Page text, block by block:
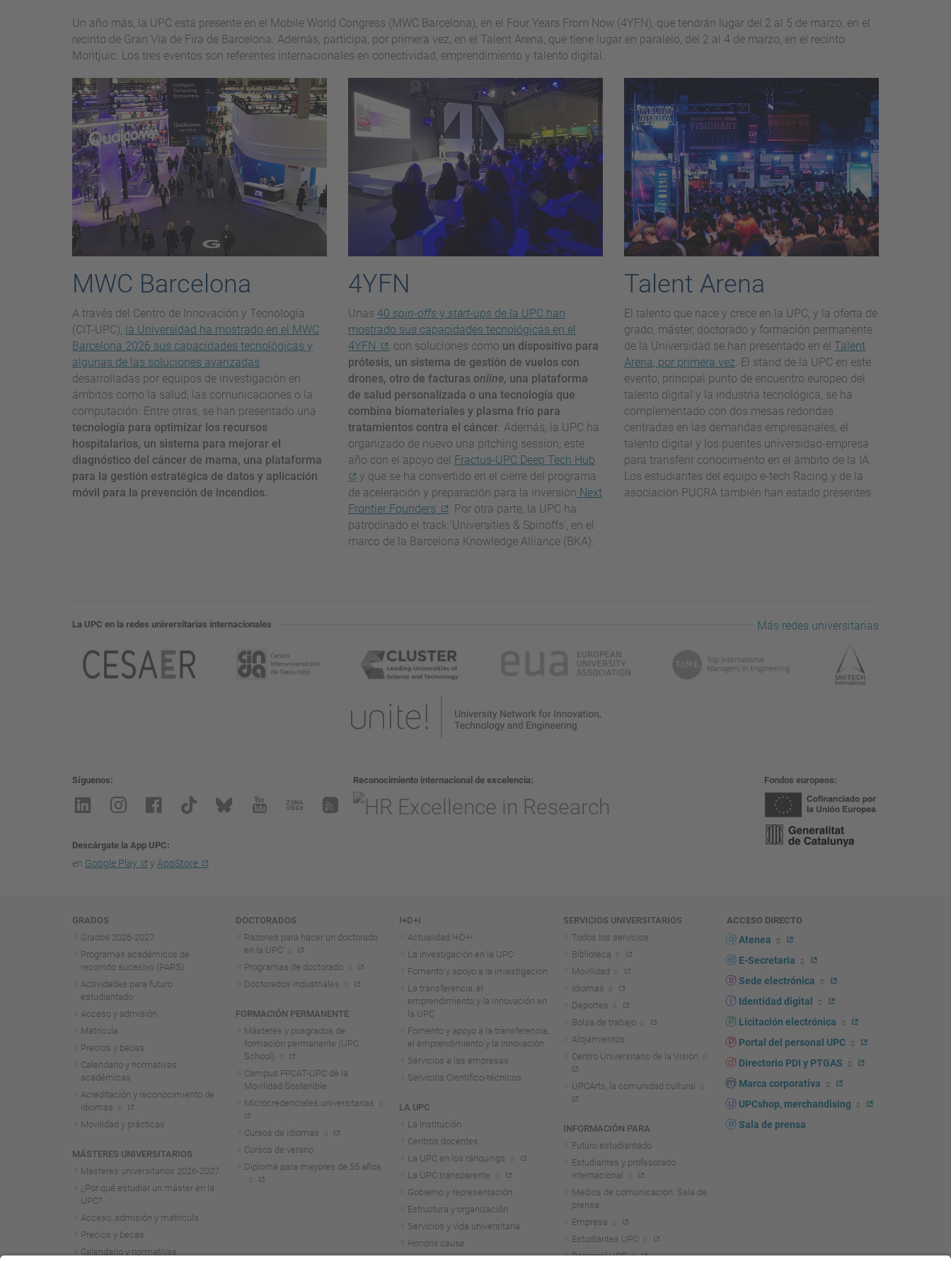
Un año más, la UPC está presente en el Mobile World Congress (MWC Barcelona), en el Four Years From Now (4YFN), que tendrán lugar del 2 al 5 de marzo, en el
recinto de Gran Vía de Fira de Barcelona. Además, participa, por primera vez, en el Talent Arena, que tiene lugar en paralelo, del 2 al 4 de marzo, en el recinto
Montjuïc. Los tres eventos son referentes internacionales en conectividad, emprendimiento y talento digital.
MWC Barcelona
A través del Centro de Innovación y Tecnología
(CIT-UPC), la Universidad ha mostrado en el MWC
Barcelona 2026 sus capacidades tecnológicas y
algunas de las soluciones avanzadas
desarrolladas por equipos de investigación en
ámbitos como la salud, las comunicaciones o la
computación. Entre otras, se han presentado una
tecnología para optimizar los recursos
hospitalarios, un sistema para mejorar el
diagnóstico del cáncer de mama, una plataforma
para la gestión estratégica de datos y aplicación
móvil para la prevención de incendios.
4YFN
Unas 40 spin-offs y start-ups de la UPC han
mostrado sus capacidades tecnológicas en el
4YFN
, con soluciones como un dispositivo para
prótesis, un sistema de gestión de vuelos con
drones, otro de facturas online, una plataforma
de salud personalizada o una tecnología que
combina biomateriales y plasma frío para
tratamientos contra el cáncer. Además, la UPC ha
organizado de nuevo una pitching session, este
año con el apoyo del Fractus-UPC Deep Tech Hub
y que se ha convertido en el cierre del programa
de aceleración y preparación para la inversión Next
Frontier Founders
. Por otra parte, la UPC ha
patrocinado el track 'Universities & Spinoffs', en el
marco de la Barcelona Knowledge Alliance (BKA).
Talent Arena
El talento que nace y crece en la UPC, y la oferta de
grado, máster, doctorado y formación permanente
de la Universidad se han presentado en el Talent
Arena, por primera vez. El stand de la UPC en este
evento, principal punto de encuentro europeo del
talento digital y la industria tecnológica, se ha
complementado con dos mesas redondas
centradas en las demandas empresariales, el
talento digital y los puentes universidad-empresa
para transferir conocimiento en el ámbito de la IA.
Los estudiantes del equipo e-tech Racing y de la
asociación PUCRA también han estado presentes.
La UPC en la redes universitarias internacionales Más redes universitarias
Síguenos
Descárgate la App UPC
en Google Play y AppStore
Reconocimiento internacional de excelencia Fondos europeos
Navegación
GRADOS
Grados 2026-2027
Programas académicos de
recorrido sucesivo (PARS)
Actividades para futuro
estudiantado
Acceso y admisión
Matrícula
Precios y becas
Calendario y normativas
académicas
Acreditación y reconocimiento de
idiomas
Movilidad y prácticas
MÁSTERES UNIVERSITARIOS
Másteres universitarios 2026-2027
¿Por qué estudiar un máster en la
UPC?
Acceso, admisión y matrícula
Precios y becas
Calendario y normativas
DOCTORADOS
Razones para hacer un doctorado
en la UPC
Programas de doctorado
Doctorados industriales
FORMACIÓN PERMANENTE
Másteres y posgrados de
formación permanente (UPC
School)
Campus FPCAT-UPC de la
Movilidad Sostenible
Microcredenciales universitarias
Cursos de idiomas
Cursos de verano
Diploma para mayores de 55 años
I+D+i
Actualidad I+D+I
La investigación en la UPC
Fomento y apoyo a la investigación
La transferencia, el
emprendimiento y la innovación en
la UPC
Fomento y apoyo a la transferencia,
el emprendimiento y la innovación
Servicios a las empresas
Servicios Científico-técnicos
LA UPC
La institución
Centros docentes
La UPC en los ránquings
La UPC transparente
Gobierno y representación
Estructura y organización
Servicios y vida universitaria
Honoris causa
SERVICIOS UNIVERSITARIOS
Todos los servicios
Biblioteca
Movilidad
Idiomas
Deportes
Bolsa de trabajo
Alojamientos
Centro Universitario de la Visión
UPCArts, la comunidad cultural
INFORMACIÓN PARA
Futuro estudiantado
Estudiantes y profesorado
internacional
Medios de comunicación. Sala de
prensa
Empresa
Estudiantes UPC
Personal UPC
ACCESO DIRECTO
Atenea
E-Secretaria
Sede electrónica
Identidad digital
Licitación electrónica
Portal del personal UPC
Directorio PDI y PTGAS
Marca corporativa
UPCshop, merchandising
Sala de prensa